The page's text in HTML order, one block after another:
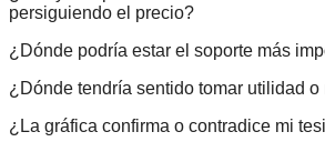
persiguiendo el precio?
¿Dónde podría estar el soporte más
¿Dónde tendría sentido tomar utilidad
¿La gráfica confirma o contradice mi